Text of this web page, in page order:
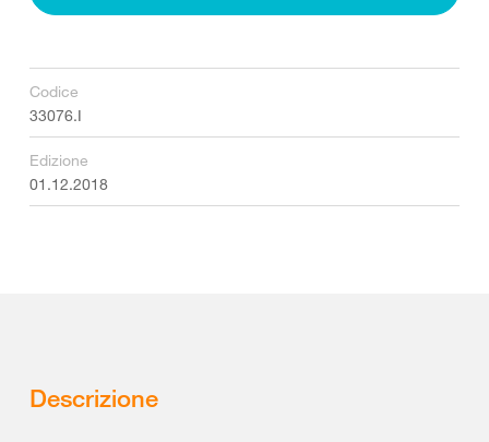
Codice
33076.I
Edizione
01.12.2018
Descrizione